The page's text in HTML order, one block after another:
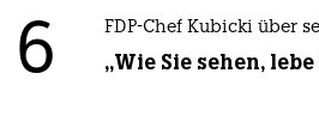
6 FDP-Chef Kubicki über
„Wie Sie sehen,